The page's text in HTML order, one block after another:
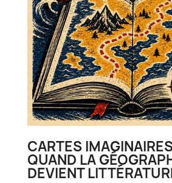
CARTES
QUAND LA
DEVIENT